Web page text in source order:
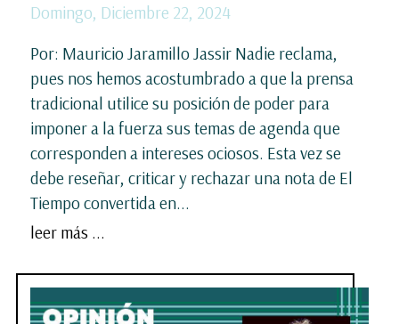
Domingo, Diciembre 22, 2024
Por: Mauricio Jaramillo Jassir Nadie reclama,
pues nos hemos acostumbrado a que la prensa
tradicional utilice su posición de poder para
imponer a la fuerza sus temas de agenda que
corresponden a intereses ociosos. Esta vez se
debe reseñar, criticar y rechazar una nota de El
Tiempo convertida en...
leer más ...